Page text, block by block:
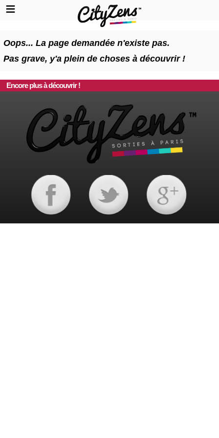
Oops... La page demandée n'existe pas.
Pas grave, y'a plein de choses à découvrir !
Encore plus à découvrir !